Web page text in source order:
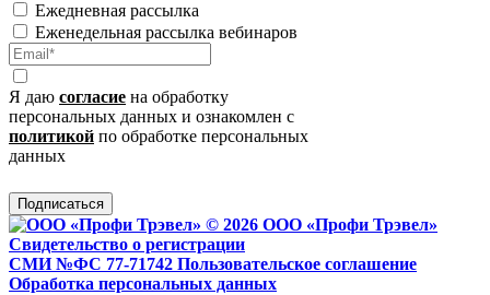
Ежедневная рассылка
Еженедельная рассылка вебинаров
Я даю согласие на обработку
персональных данных и ознакомлен с
политикой по обработке персональных
данных
Подписаться
© 2026 ООО «Профи Трэвeл»
Свидетельство о регистрации
СМИ №ФС 77-71742 Пользовательское соглашение
Обработка персональных данных